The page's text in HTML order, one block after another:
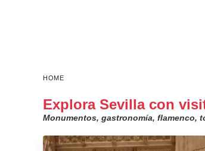
HOME
Explora Sevilla con
Monumentos, gastronomía, flamenco,